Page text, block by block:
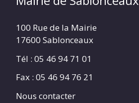
100 Rue de la Mairie
17600 Sablonceaux
Tél : 05 46 94 71 01
Fax : 05 46 94 76 21
Nous contacter